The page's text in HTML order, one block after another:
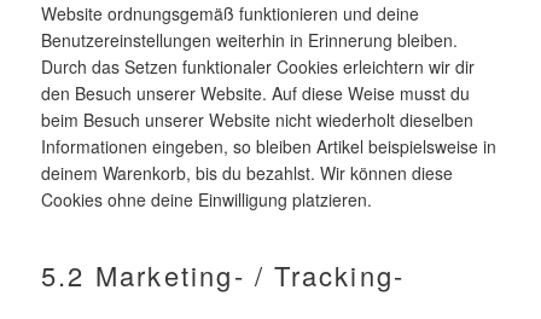
Website ordnungsgemäß funktionieren und deine
Benutzereinstellungen weiterhin in Erinnerung bleiben.
Durch das Setzen funktionaler Cookies erleichtern wir dir
den Besuch unserer Website. Auf diese Weise musst du
beim Besuch unserer Website nicht wiederholt dieselben
Informationen eingeben, so bleiben Artikel beispielsweise in
deinem Warenkorb, bis du bezahlst. Wir können diese
Cookies ohne deine Einwilligung platzieren.
5.2 Marketing- / Tracking-